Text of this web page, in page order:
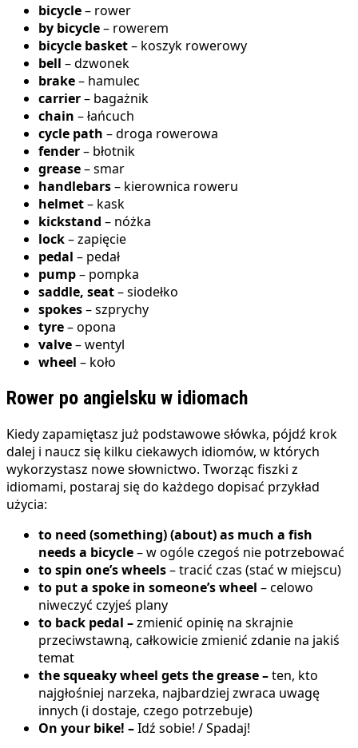
bicycle– rower
by bicycle– rowerem
bicycle basket– koszyk rowerowy
bell – dzwonek
brake– hamulec
carrier– bagażnik
chain – łańcuch
cycle path – droga rowerowa
fender– błotnik
grease– smar
handlebars– kierownica roweru
helmet– kask
kickstand – nóżka
lock– zapięcie
pedal – pedał
pump– pompka
saddle, seat– siodełko
spokes– szprychy
tyre– opona
valve– wentyl
wheel – koło
Rower po angielsku w idiomach
Kiedy zapamiętasz już podstawowe słówka, pójdź krok
dalej i naucz się kilku ciekawych idiomów, w których
wykorzystasz nowe słownictwo. Tworząc fiszki z
idiomami, postaraj się do każdego dopisać przykład
użycia:
to need (something) (about) as much a fish
needs a bicycle– w ogóle czegoś nie potrzebować
to spin one’s wheels– tracić czas (stać w miejscu)
to put a spoke in someone’s wheel – celowo
niweczyć czyjeś plany
to back pedal –zmienić opinię na skrajnie
przeciwstawną, całkowicie zmienić zdanie na jakiś
temat
the squeaky wheel gets the grease –ten, kto
najgłośniej narzeka, najbardziej zwraca uwagę
innych (i dostaje, czego potrzebuje)
On your bike! –Idź sobie! / Spadaj!